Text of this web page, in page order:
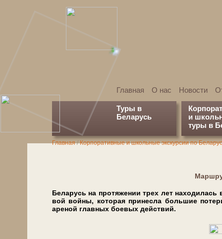
Главная О нас Новости
Туры в
Беларусь
и
туры в
Главная/Корпоративные и школьные экскурсии по
Бе­ла­русь на про­тя­же­нии трех лет
вой вой­ны, ко­то­рая принесла боль­шие
ареной глав­ных боевых действий.